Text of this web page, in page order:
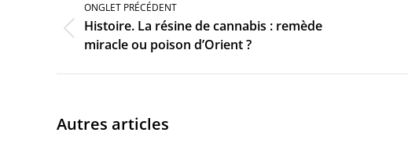
commentaire
ONGLET PRÉCÉDENT
Onglet
précédent
Histoire. La résine de cannabis : remède
miracle ou poison d’Orient ?
Autres articles